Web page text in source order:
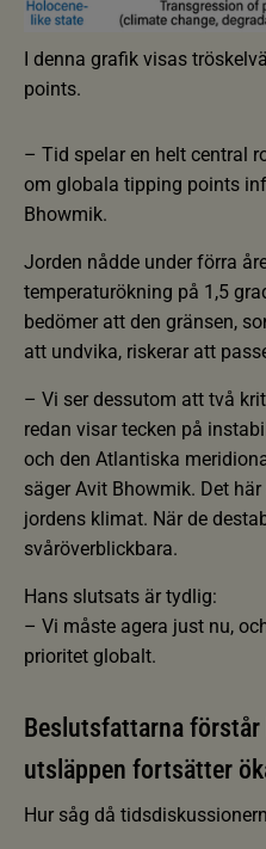
I denna grafik visas
points.
– Tid spelar en helt central
om globala tipping points
Bhowmik.
Jorden nådde under förra
temperaturökning på 1,5
bedömer att den gränsen,
att undvika, riskerar att
– Vi ser dessutom att två
redan visar tecken på
och den Atlantiska
säger Avit Bhowmik. Det
jordens klimat. När de
svåröverblickbara.
Hans slutsats är tydlig:
– Vi måste agera just nu,
prioritet globalt.
Beslutsfattarna förstår
utsläppen fortsätter
Hur såg då